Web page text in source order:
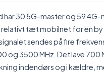
har 30 5G-master og 59 4G-
relativt tæt mobilnet for en by
sendes på fire
og 3500 MHz. Det lave 700
indendørs og i kældre,